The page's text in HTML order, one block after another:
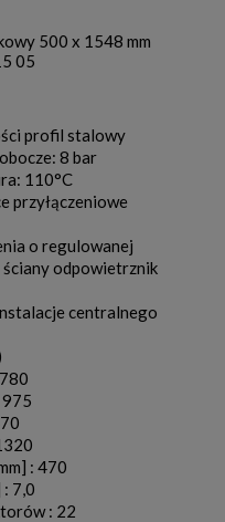
500 x 1548 mm
05
profil stalowy
8 bar
110°C
przyłączeniowe
o regulowanej
odpowietrznik
centralnego
: 470
: 7,0
: 22